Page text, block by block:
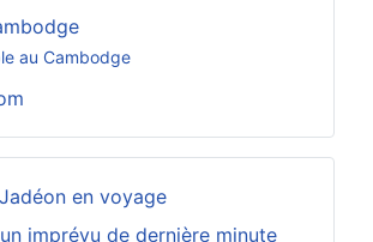
au Cambodge
en voyage
imprévu de dernière minute